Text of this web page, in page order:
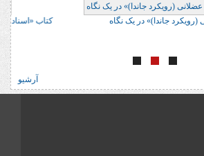
تعادل عضلانی (رویکرد جاندا)» در یک نگاه
آرشیو